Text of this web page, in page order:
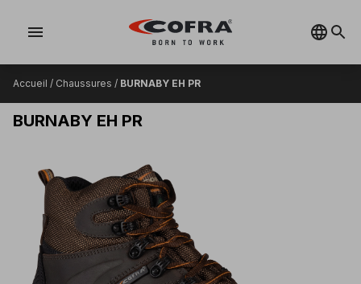
menu
Accueil / Chaussures / BURNABY EH PR
BURNABY EH PR